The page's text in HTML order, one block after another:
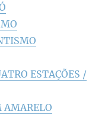
ESTAÇÕES /